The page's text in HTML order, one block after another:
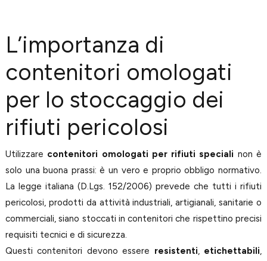
L’importanza di
contenitori omologati
per lo stoccaggio dei
rifiuti pericolosi
Utilizzare contenitori omologati per rifiuti speciali non è
solo una buona prassi: è un vero e proprio obbligo normativo.
La legge italiana (D.Lgs. 152/2006) prevede che tutti i rifiuti
pericolosi, prodotti da attività industriali, artigianali, sanitarie o
commerciali, siano stoccati in contenitori che rispettino precisi
requisiti tecnici e di sicurezza.
Questi contenitori devono essere resistenti, etichettabili,